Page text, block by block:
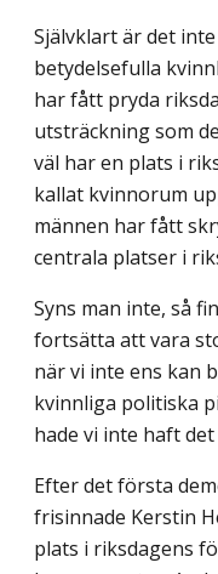
Självklart är det
betydelsefulla
har fått pryda
utsträckning som
väl har en plats i
kallat kvinnorum
männen har fått
centrala platser i
Syns man inte, så
fortsätta att vara
när vi inte ens kan
kvinnliga politiska
hade vi inte haft
Efter det första
frisinnade Kerstin
plats i riksdagens